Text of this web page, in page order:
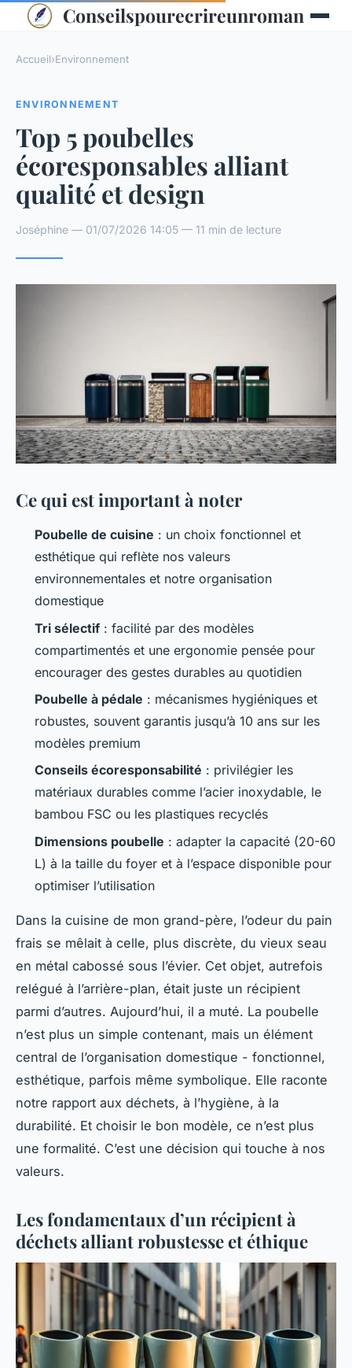
Conseilspourecrireunroman
Accueil›Environnement
ENVIRONNEMENT
Top 5 poubelles
écoresponsables alliant
qualité et design
Joséphine — 01/07/2026 14:05 — 11 min de lecture
Ce qui est important à noter
Poubelle de cuisine : un choix fonctionnel et
esthétique qui reflète nos valeurs
environnementales et notre organisation
domestique
Tri sélectif : facilité par des modèles
compartimentés et une ergonomie pensée pour
encourager des gestes durables au quotidien
Poubelle à pédale : mécanismes hygiéniques et
robustes, souvent garantis jusqu’à 10 ans sur les
modèles premium
Conseils écoresponsabilité : privilégier les
matériaux durables comme l’acier inoxydable, le
bambou FSC ou les plastiques recyclés
Dimensions poubelle : adapter la capacité (20-60
L) à la taille du foyer et à l’espace disponible pour
optimiser l’utilisation
Dans la cuisine de mon grand-père, l’odeur du pain
frais se mêlait à celle, plus discrète, du vieux seau
en métal cabossé sous l’évier. Cet objet, autrefois
relégué à l’arrière-plan, était juste un récipient
parmi d’autres. Aujourd’hui, il a muté. La poubelle
n’est plus un simple contenant, mais un élément
central de l’organisation domestique - fonctionnel,
esthétique, parfois même symbolique. Elle raconte
notre rapport aux déchets, à l’hygiène, à la
durabilité. Et choisir le bon modèle, ce n’est plus
une formalité. C’est une décision qui touche à nos
valeurs.
Les fondamentaux d’un récipient à
déchets alliant robustesse et éthique